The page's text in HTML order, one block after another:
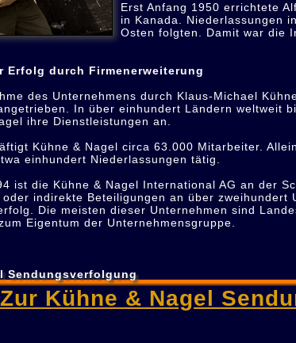
Erst Anfang 1950 errichtete
in Kanada. Niederlassungen
Osten folgten. Damit war die
Erfolg durch Firmenerweiterung
des Unternehmens durch Klaus-Michael
In über einhundert Ländern weltweit
ihre Dienstleistungen an.
Kühne & Nagel circa 63.000 Mitarbeiter.
einhundert Niederlassungen tätig.
ist die Kühne & Nagel International AG an der
indirekte Beteiligungen an über zweihundert
Die meisten dieser Unternehmen sind
Eigentum der Unternehmensgruppe.
Sendungsverfolgung
Zur Kühne & Nagel